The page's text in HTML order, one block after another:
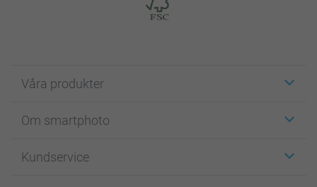
Våra produkter
Fotokort
Fotoböcker
Om smartphoto
För affiliates
Kundservice